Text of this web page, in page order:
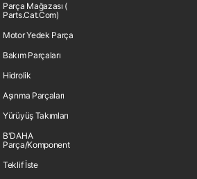
Parça Mağazası (
Parts.Cat.Com)
Motor Yedek Parça
Bakım Parçaları
Hidrolik
Aşınma Parçaları
Yürüyüş Takımları
B'DAHA
Parça/Komponent
Teklif İste